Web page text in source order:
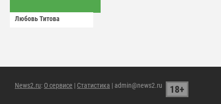
Любовь Титова
News2.ru: О сервисе | Статистика | admin@news2.ru 18+